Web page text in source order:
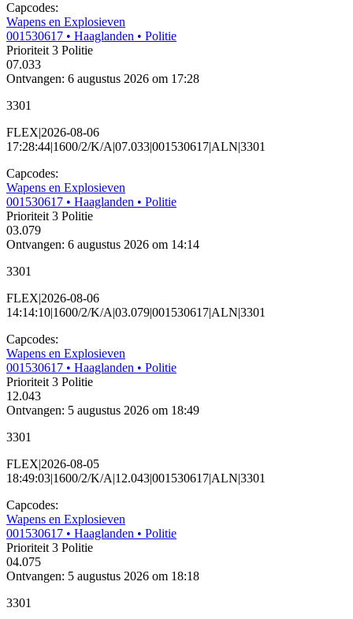
Capcodes:
Wapens en Explosieven
001530617 • Haaglanden • Politie
Prioriteit 3 Politie
07.033
Ontvangen: 6 augustus 2026 om 17:28
3301
FLEX|2026-08-06
17:28:44|1600/2/K/A|07.033|001530617|ALN|3301
Capcodes:
Wapens en Explosieven
001530617 • Haaglanden • Politie
Prioriteit 3 Politie
03.079
Ontvangen: 6 augustus 2026 om 14:14
3301
FLEX|2026-08-06
14:14:10|1600/2/K/A|03.079|001530617|ALN|3301
Capcodes:
Wapens en Explosieven
001530617 • Haaglanden • Politie
Prioriteit 3 Politie
12.043
Ontvangen: 5 augustus 2026 om 18:49
3301
FLEX|2026-08-05
18:49:03|1600/2/K/A|12.043|001530617|ALN|3301
Capcodes:
Wapens en Explosieven
001530617 • Haaglanden • Politie
Prioriteit 3 Politie
04.075
Ontvangen: 5 augustus 2026 om 18:18
3301